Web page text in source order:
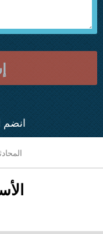
انضم الى 8 مليون من